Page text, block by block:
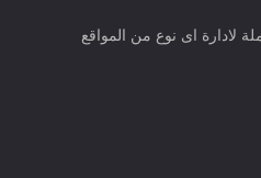
لادارة اى نوع من المواقع